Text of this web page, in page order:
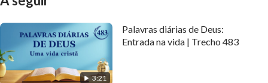
3:21
Palavras diárias de Deus:
Entrada na vida | Trecho 483